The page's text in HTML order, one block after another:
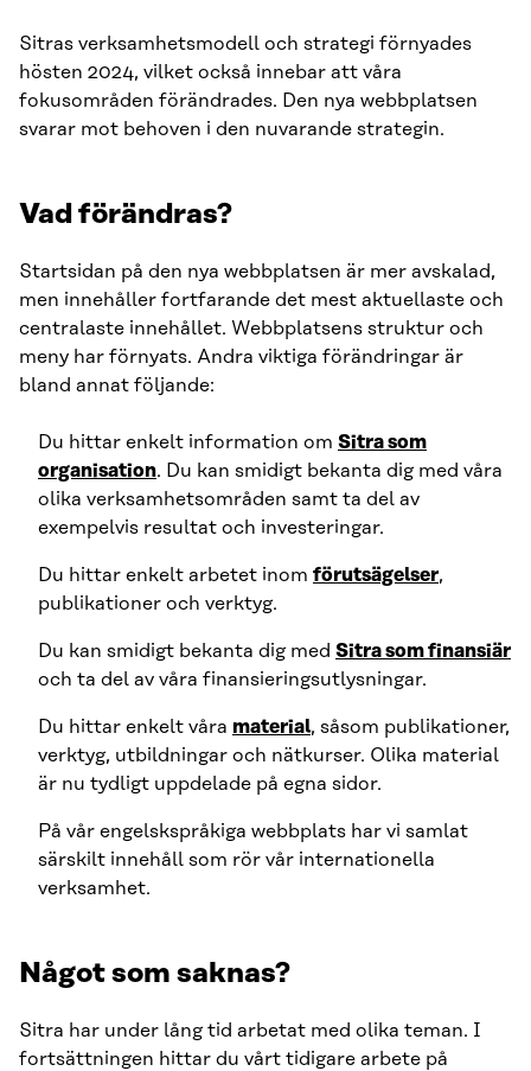
Sitras verksamhetsmodell och strategi förnyades
hösten 2024, vilket också innebar att våra
fokusområden förändrades. Den nya webbplatsen
svarar mot behoven i den nuvarande strategin.
Vad förändras?
Startsidan på den nya webbplatsen är mer avskalad,
men innehåller fortfarande det mest aktuellaste och
centralaste innehållet. Webbplatsens struktur och
meny har förnyats. Andra viktiga förändringar är
bland annat följande:
Du hittar enkelt information om Sitra som
organisation. Du kan smidigt bekanta dig med våra
olika verksamhetsområden samt ta del av
exempelvis resultat och investeringar.
Du hittar enkelt arbetet inom förutsägelser,
publikationer och verktyg.
Du kan smidigt bekanta dig med Sitra som finansiär
och ta del av våra finansieringsutlysningar.
Du hittar enkelt våra material, såsom publikationer,
verktyg, utbildningar och nätkurser. Olika material
är nu tydligt uppdelade på egna sidor.
På vår engelskspråkiga webbplats har vi samlat
särskilt innehåll som rör vår internationella
verksamhet.
Något som saknas?
Sitra har under lång tid arbetat med olika teman. I
fortsättningen hittar du vårt tidigare arbete på